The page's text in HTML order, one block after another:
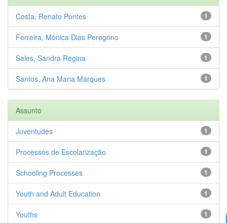
1
Costa, Renato Pontes
1
Ferreira, Mônica Dias Peregrino
1
Sales, Sandra Regina
1
Santos, Ana Maria Marques
Assunto
1
Juventudes
1
Processos de Escolarização
1
Schooling Processes
1
Youth and Adult Education
1
Youths